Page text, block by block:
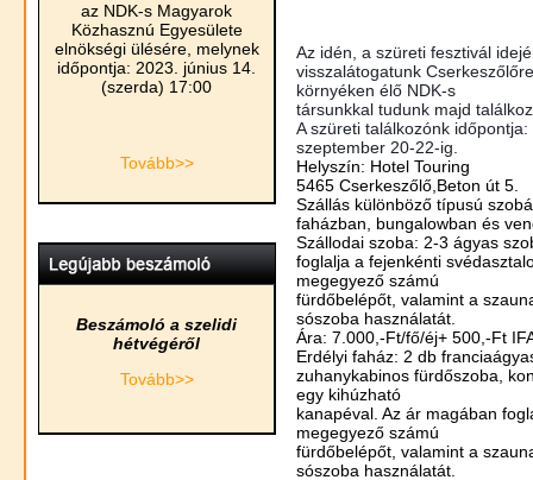
az NDK-s Magyarok
Közhasznú Egyesülete
elnökségi ülésére, melynek
időpontja: 2023. június 14.
(szerda) 17:00
Tovább>>
Beszámoló a szelidi
hétvégéről
Tovább>>
Az idén, a szüreti fesztivál
visszalátogatunk
környéken élő NDK-s
társunkkal tudunk majd
A szüreti találkozónk időpontja:
szeptember 20-22-ig.
Helyszín: Hotel Touring
5465 Cserkeszőlő,Beton út 5.
Szállás különböző típusú
faházban, bungalowban és
Szállodai szoba: 2-3 ágyas
foglalja a fejenkénti
megegyező számú
fürdőbelépőt, valamint a
sószoba használatát.
Ára: 7.000,-Ft/fő/éj+ 500,-Ft
Erdélyi faház: 2 db
zuhanykabinos fürdőszoba,
egy kihúzható
kanapéval. Az ár magában
megegyező számú
fürdőbelépőt, valamint a
sószoba használatát.